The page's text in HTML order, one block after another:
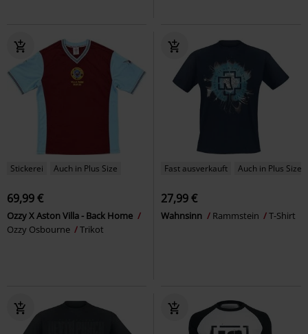
Stickerei Auch in Plus Size
69,99 €
Ozzy X Aston Villa - Back Home
Ozzy Osbourne
Trikot
Fast ausverkauft Auch in Plus Size
27,99 €
Wahnsinn Rammstein T-Shirt